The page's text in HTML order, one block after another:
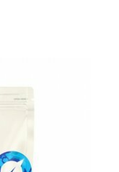
caramel pour un
avant le